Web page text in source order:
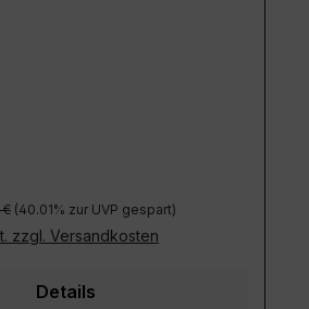
Preis:
€ (40.01% zur UVP gespart)
zzgl. Versandkosten
Details